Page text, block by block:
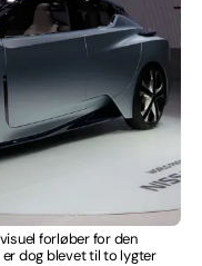
forløber for den
dog blevet til to lygter